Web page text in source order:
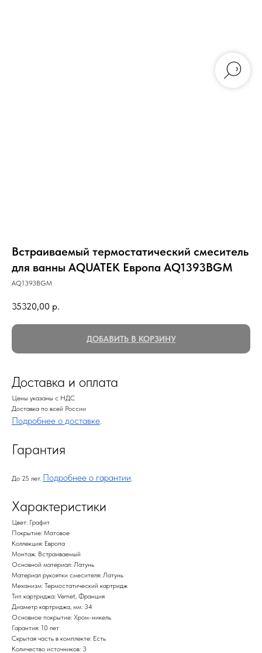
Встраиваемый термостатический смеситель
для ванны AQUATEK Европа AQ1393BGM
AQ1393BGM
35320,00 р.
ДОБАВИТЬ В КОРЗИНУ
Доставка и оплата
Цены указаны с НДС
Доставка по всей России
Подробнее о доставке.
Гарантия
До 25 лет. Подробнее о гарантии.
Характеристики
Цвет: Графит
Покрытие: Матовое
Коллекция: Европа
Монтаж: Встраиваемый
Основной материал: Латунь
Материал рукоятки смесителя: Латунь
Механизм: Термостатический картридж
Тип картриджа: Vernet, Франция
Диаметр картриджа, мм: 34
Основное покрытие: Хром-никель
Гарантия: 10 лет
Скрытая часть в комплекте: Есть
Количество источников: 3